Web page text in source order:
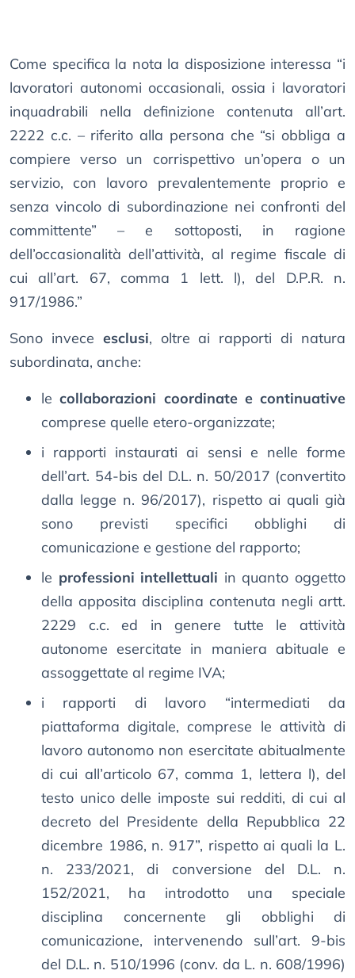
Come specifica la nota la disposizione interessa “i
lavoratori autonomi occasionali, ossia i lavoratori
inquadrabili nella definizione contenuta all’art.
2222 c.c. – riferito alla persona che “si obbliga a
compiere verso un corrispettivo un’opera o un
servizio, con lavoro prevalentemente proprio e
senza vincolo di subordinazione nei confronti del
committente” – e sottoposti, in ragione
dell’occasionalità dell’attività, al regime fiscale di
cui all’art. 67, comma 1 lett. l), del D.P.R. n.
917/1986.”
Sono invece esclusi, oltre ai rapporti di natura
subordinata, anche:
lecollaborazioni coordinate e continuative
comprese quelle etero-organizzate;
i rapporti instaurati ai sensi e nelle forme
dell’art. 54-bis del D.L. n. 50/2017 (convertito
dalla legge n. 96/2017), rispetto ai quali già
sono previsti specifici obblighi di
comunicazione e gestione del rapporto;
le professioni intellettuali in quanto oggetto
della apposita disciplina contenuta negli artt.
2229 c.c. ed in genere tutte le attività
autonome esercitate in maniera abituale e
assoggettate al regime IVA;
i rapporti di lavoro “intermediati da
piattaforma digitale, comprese le attività di
lavoro autonomo non esercitate abitualmente
di cui all’articolo 67, comma 1, lettera l), del
testo unico delle imposte sui redditi, di cui al
decreto del Presidente della Repubblica 22
dicembre 1986, n. 917”, rispetto ai quali la L.
n. 233/2021, di conversione del D.L. n.
152/2021, ha introdotto una speciale
disciplina concernente gli obblighi di
comunicazione, intervenendo sull’art. 9-bis
del D.L. n. 510/1996 (conv. da L. n. 608/1996)